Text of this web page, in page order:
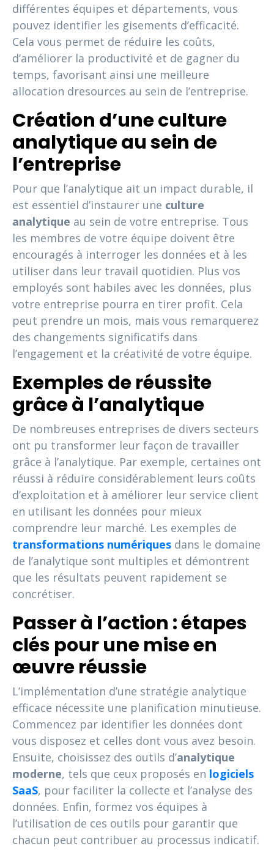
différentes équipes et départements, vous
pouvez identifier les gisements d’efficacité.
Cela vous permet de réduire les coûts,
d’améliorer la productivité et de gagner du
temps, favorisant ainsi une meilleure
allocation dresources au sein de l’entreprise.
Création d’une culture
analytique au sein de
l’entreprise
Pour que l’analytique ait un impact durable, il
est essentiel d’instaurer une culture
analytique au sein de votre entreprise. Tous
les membres de votre équipe doivent être
encouragés à interroger les données et à les
utiliser dans leur travail quotidien. Plus vos
employés sont habiles avec les données, plus
votre entreprise pourra en tirer profit. Cela
peut prendre un mois, mais vous remarquerez
des changements significatifs dans
l’engagement et la créativité de votre équipe.
Exemples de réussite
grâce à l’analytique
De nombreuses entreprises de divers secteurs
ont pu transformer leur façon de travailler
grâce à l’analytique. Par exemple, certaines ont
réussi à réduire considérablement leurs coûts
d’exploitation et à améliorer leur service client
en utilisant les données pour mieux
comprendre leur marché. Les exemples de
transformations numériques dans le domaine
de l’analytique sont multiples et démontrent
que les résultats peuvent rapidement se
concrétiser.
Passer à l’action : étapes
clés pour une mise en
œuvre réussie
L’implémentation d’une stratégie analytique
efficace nécessite une planification minutieuse.
Commencez par identifier les données dont
vous disposez et celles dont vous avez besoin.
Ensuite, choisissez des outils d’analytique
moderne, tels que ceux proposés en logiciels
SaaS, pour faciliter la collecte et l’analyse des
données. Enfin, formez vos équipes à
l’utilisation de ces outils pour garantir que
chacun peut contribuer au processus indicatif.